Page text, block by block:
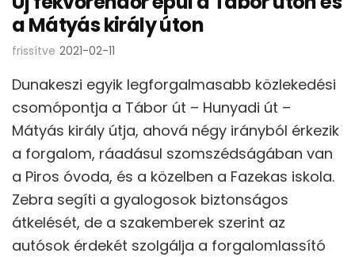
a Mátyás király úton
frissítve 2021-02-11
Dunakeszi egyik legforgalmasabb közlekedési
csomópontja a Tábor út – Hunyadi út –
Mátyás király útja, ahová négy irányból érkezik
a forgalom, ráadásul szomszédságában van
a Piros óvoda, és a közelben a Fazekas iskola.
Zebra segíti a gyalogosok biztonságos
átkelését, de a szakemberek szerint az
autósok érdekét szolgálja a forgalomlassító